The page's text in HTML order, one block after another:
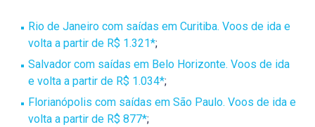
Rio de Janeiro com saídas em Curitiba. Voos de ida e
volta a partir de R$ 1.321*;
Salvador com saídas em Belo Horizonte. Voos de ida
e volta a partir de R$ 1.034*;
Florianópolis com saídas em São Paulo. Voos de ida e
volta a partir de R$ 877*;